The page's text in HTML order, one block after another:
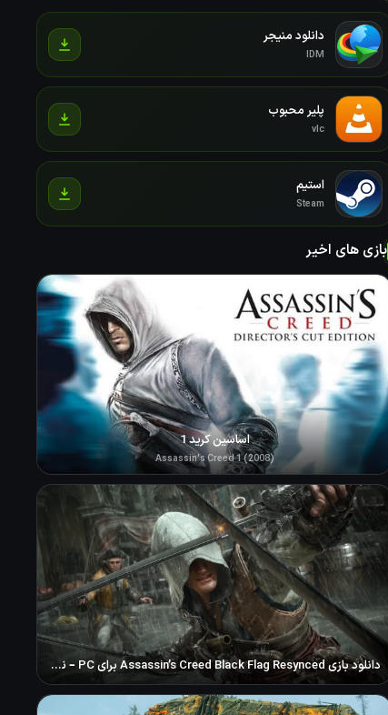
دانلود منیجر
IDM
پلیر محبوب
vlc
استیم
Steam
بازی های اخیر
اساسین کرید 1
Assassin's Creed 1 (2008)
دانلود بازی Assassin’s Creed Black Flag Resynced برای PC – نسخه ElAmigos